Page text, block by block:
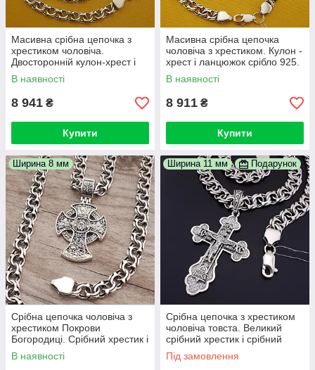
Масивна срібна цепочка з
хрестиком чоловіча.
Двосторонній кулон-хрест і
ланцюжок зі срібла 925 проби
50 см
В наявності
8 941 ₴
Купити
Масивна срібна цепочка
чоловіча з хрестиком. Кулон -
хрест і ланцюжок срібло 925.
50 см
В наявності
8 911 ₴
Купити
Ширина 8 мм
Срібна цепочка чоловіча з
хрестиком Покрови
Богородиці. Срібний хрестик і
ланцюжок бісмарк на шию.
50 см
В наявності
Ширина 11 мм Подарунок
Срібна цепочка з хрестиком
чоловіча товста. Великий
срібний хрестик і срібний
ланцюжок широкий. 50 см
Під замовлення